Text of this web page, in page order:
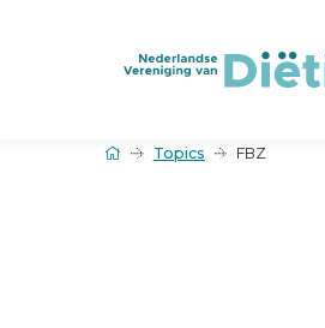
Topics FBZ